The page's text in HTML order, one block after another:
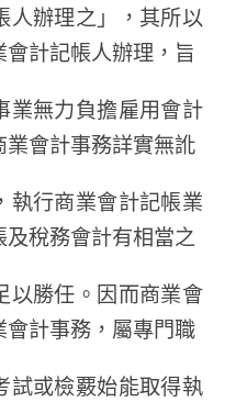
人辦理之」，其所以
計記帳人辦理，旨
業無力負擔雇用會計
會計事務詳實無訛
執行商業會計記帳業
稅務會計有相當之
以勝任。因而商業會
計事務，屬專門職
試或檢覈始能取得執